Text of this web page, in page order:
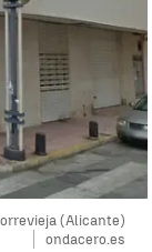
(Alicante)
ondacero.es